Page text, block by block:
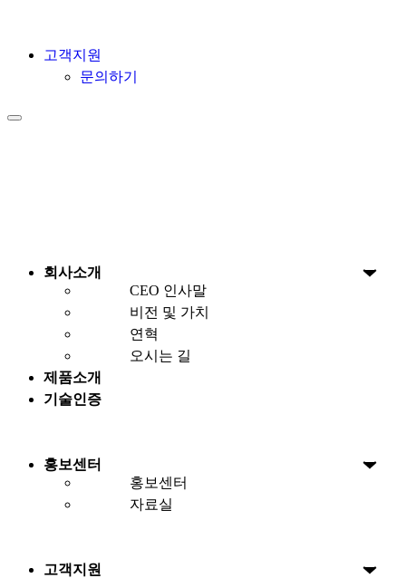
고객지원
문의하기
회사소개
CEO 인사말
비전 및 가치
연혁
오시는 길
제품소개
기술인증
홍보센터
홍보센터
자료실
고객지원